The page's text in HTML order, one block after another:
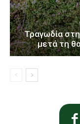
Τραγωδία
μετά τη